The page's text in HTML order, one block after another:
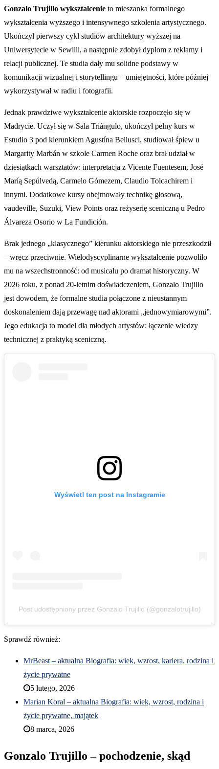
Gonzalo Trujillo wykształcenie to mieszanka formalnego
wykształcenia wyższego i intensywnego szkolenia artystycznego.
Ukończył pierwszy cykl studiów architektury wyższej na
Uniwersytecie w Sewilli, a następnie zdobył dyplom z reklamy i
relacji publicznej. Te studia dały mu solidne podstawy w
komunikacji wizualnej i storytellingu – umiejętności, które później
wykorzystywał w radiu i fotografii.
Jednak prawdziwe wykształcenie aktorskie rozpoczęło się w
Madrycie. Uczył się w Sala Triángulo, ukończył pełny kurs w
Estudio 3 pod kierunkiem Agustína Bellusci, studiował śpiew u
Margarity Marbán w szkole Carmen Roche oraz brał udział w
dziesiątkach warsztatów: interpretacja z Vicente Fuentesem, José
Maríą Sepúlvedą, Carmelo Gómezem, Claudio Tolcachirem i
innymi. Dodatkowe kursy obejmowały technikę głosową,
vaudeville, Suzuki, View Points oraz reżyserię sceniczną u Pedro
Álvareza Osorio w La Fundición.
Brak jednego „klasycznego” kierunku aktorskiego nie przeszkodził
– wręcz przeciwnie. Wielodyscyplinarne wykształcenie pozwoliło
mu na wszechstronność: od musicalu po dramat historyczny. W
2026 roku, z ponad 20-letnim doświadczeniem, Gonzalo Trujillo
jest dowodem, że formalne studia połączone z nieustannym
doskonaleniem dają przewagę nad aktorami „jednowymiarowymi”.
Jego edukacja to model dla młodych artystów: łączenie wiedzy
technicznej z praktyką sceniczną.
Wyświetl ten post na Instagramie
Post udostępniony przez Gonzalo Trujillo (@gonzalotrujillo)
Sprawdź również:
MrBeast – aktualna Biografia: wiek, wzrost, kariera, rodzina i
życie prywatne
5 lutego, 2026
Marian Koral – aktualna Biografia: wiek, wzrost, rodzina i
życie prywatne, majątek
8 marca, 2026
Gonzalo Trujillo – pochodzenie, skąd